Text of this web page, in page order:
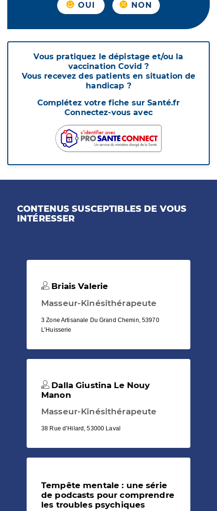
OUI NON
Vous pratiquez le dépistage et/ou la
vaccination Covid ?
Vous recevez des patients en situation de
handicap ?
Complétez votre fiche sur Santé.fr
Connectez-vous avec
CONTENUS SUSCEPTIBLES DE VOUS
INTÉRESSER
Briais Valerie
Masseur-Kinésithérapeute
3 Zone Artisanale Du Grand Chemin, 53970
L’Huisserie
Dalla Giustina Le Nouy
Manon
Masseur-Kinésithérapeute
38 Rue d’Hilard, 53000 Laval
Tempête mentale : une série
de podcasts pour comprendre
les troubles psychiques